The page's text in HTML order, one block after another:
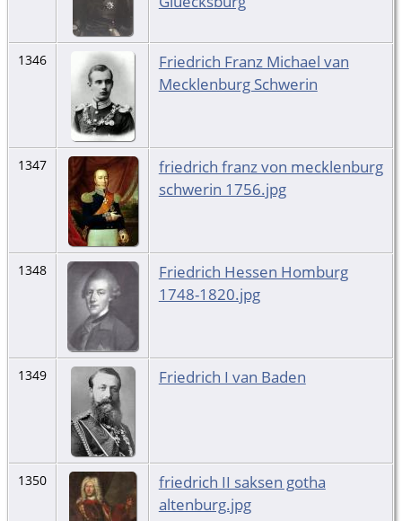
1346
Friedrich Franz Michael van
Mecklenburg Schwerin
1347
friedrich franz von mecklenburg
schwerin 1756.jpg
1348
Friedrich Hessen Homburg
1748-1820.jpg
1349 Friedrich I van Baden
1350
friedrich II saksen gotha
altenburg.jpg